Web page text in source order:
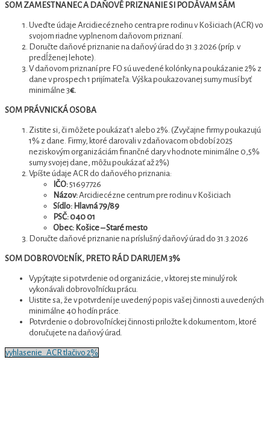
SOM ZAMESTNANEC A DAŇOVÉ PRIZNANIE SI PODÁVAM SÁM
Uveďte údaje Arcidiecézneho centra pre rodinu v Košiciach (ACR) vo
svojom riadne vyplnenom daňovom priznaní.
Doručte daňové priznanie na daňový úrad do 31.3.2026 (príp. v
predĺženej lehote).
V daňovom priznaní pre FO sú uvedené kolónky na poukázanie 2% z
dane v prospech 1 prijímateľa. Výška poukazovanej sumy musí byť
minimálne 3€.
SOM PRÁVNICKÁ OSOBA
Zistite si, či môžete poukázať 1 alebo 2%. (Zvyčajne firmy poukazujú
1% z dane. Firmy, ktoré darovali v zdaňovacom období 2025
neziskovým organizáciám finančné dary v hodnote minimálne 0,5%
sumy svojej dane, môžu poukázať až 2%)
Vpíšte údaje ACR do daňového priznania:
IČO:51697726
Názov:Arcidiecézne centrum pre rodinu v Košiciach
Sídlo: Hlavná 79/89
PSČ: 040 01
Obec: Košice – Staré mesto
Doručte daňové priznanie na príslušný daňový úrad do 31.3.2026
SOM DOBROVOĽNÍK, PRETO RÁD DARUJEM 3%
Vypýtajte si potvrdenie od organizácie, v ktorej ste minulý rok
vykonávali dobrovoľnícku prácu.
Uistite sa, že v potvrdení je uvedený popis vašej činnosti a uvedených
minimálne 40 hodín práce.
Potvrdenie o dobrovoľníckej činnosti priložte k dokumentom, ktoré
doručujete na daňový úrad.
vyhlasenie_ACR tlačivo 2%